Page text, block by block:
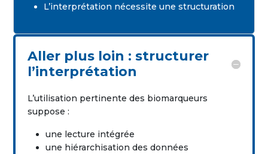
L’interprétation nécessite une structuration
Aller plus loin : structurer
l’interprétation
L’utilisation pertinente des biomarqueurs
suppose :
une lecture intégrée
une hiérarchisation des données